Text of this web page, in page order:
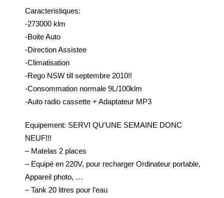
Caracteristiques:
-273000 klm
-Boite Auto
-Direction Assistee
-Climatisation
-Rego NSW till septembre 2010!!
-Consommation normale 9L/100klm
-Auto radio cassette + Adaptateur MP3
Equipement: SERVI QU’UNE SEMAINE DONC
NEUF!!!
– Matelas 2 places
– Equipé en 220V, pour recharger Ordinateur portable,
Appareil photo, …
– Tank 20 litres pour l’eau